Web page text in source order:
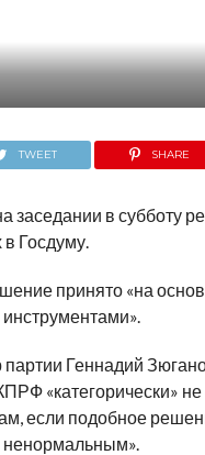
TWEET SHARE
заседании в субботу
Госдуму.
принято «на
Геннадий
«категорически»
если подобное